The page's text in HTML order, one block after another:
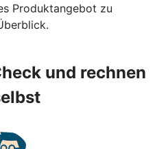
Produktangebot zu
und rechnen